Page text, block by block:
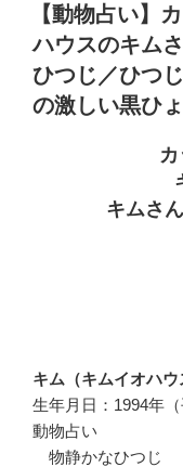
日:【動物占い】
ハウスのキム
ひつじ／ひつ
の激しい黒ひ
キムさ
キム（キムイオハウ
生年月日：1994年
動物占い
物静かなひつじ